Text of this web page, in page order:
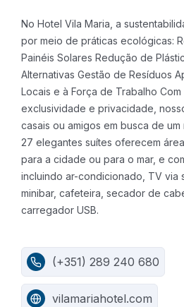
No Hotel Vila Maria, a
por meio de práticas ecológicas:
Painéis Solares Redução de
Alternativas Gestão de Resíduos
Locais e à Força de Trabalho Com
exclusividade e privacidade,
casais ou amigos em busca de
27 elegantes suítes oferecem
para a cidade ou para o mar, e
incluindo ar-condicionado, TV via
minibar, cafeteira, secador de
carregador USB.
(+351) 289 240 680
vilamariahotel.com